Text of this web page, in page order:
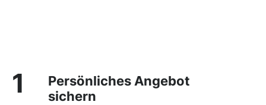
1
Persönliches Angebot
sichern